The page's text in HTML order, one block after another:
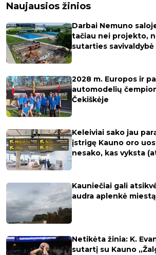
Naujausios žinios
Darbai Nemuno
tačiau nei projekto,
sutarties
2028 m. Europos ir
automodelių
Čekiškėje
Keleiviai sako jau
įstrigę Kauno oro
nesako, kas vyksta
Kauniečiai gali
audra aplenkė miestą
Netikėta žinia: K.
sutartį su Kauno